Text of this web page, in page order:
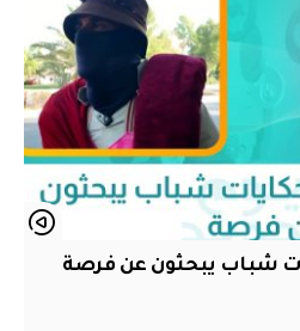
شباب يبحثون عن فرصة